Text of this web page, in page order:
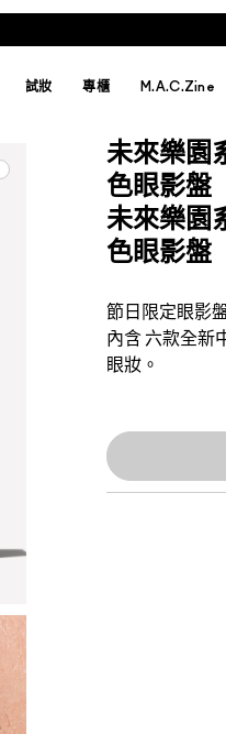
試妝 專櫃 M.A.C.Zine
未來樂園
色眼影盤
未來樂園
色眼影盤
節日限定眼影
內含 六款全新
眼妝。